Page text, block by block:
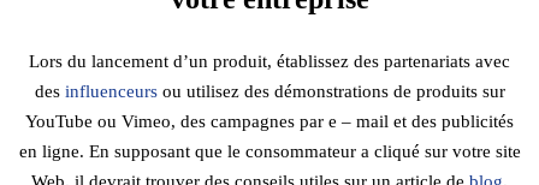
Lors du lancement d’un produit, établissez des partenariats avec
des influenceursou utilisez des démonstrations de produits sur
YouTube ou Vimeo, des campagnes par e – mail et des publicités
en ligne. En supposant que le consommateur a cliqué sur votre site
Web, il devrait trouver des conseils utiles sur un article de blog,